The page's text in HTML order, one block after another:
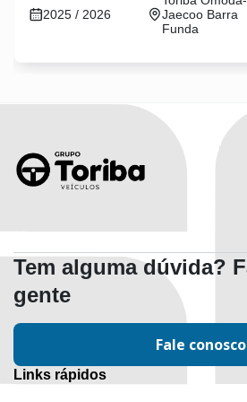
2025 / 2026
Jaecoo Barra
Funda
Tem alguma dúvida?
gente
Fale conosco
Links rápidos